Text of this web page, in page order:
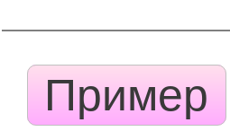
Пример